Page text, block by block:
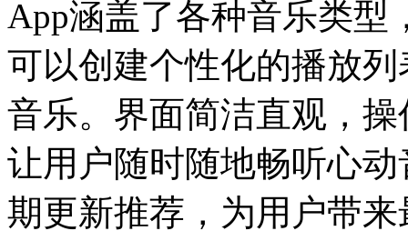
App涵盖了各种音乐类型
可以创建个性化的播放
音乐。界面简洁直观，
让用户随时随地畅听心
期更新推荐，为用户带